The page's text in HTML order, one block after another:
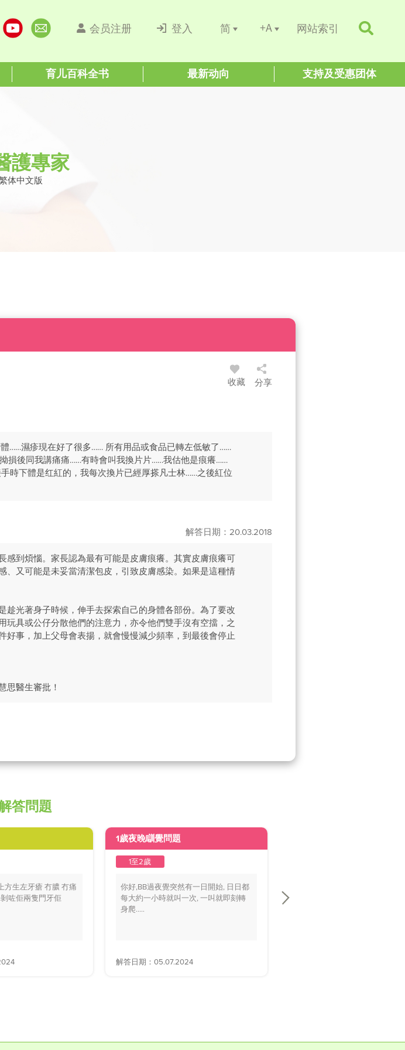
会员注册 登入 简 +A 网站索引
育儿百科全书 最新动向 支持及受惠团体
護專家
体中文版
收藏 分享
……濕疹現在好了很多…… 所有用品或食品已轉左低敏了……
損後同我講痛痛……有時會叫我換片片……我估他是痕癢……
時下體是红紅的，我每次換片已經厚搽凡士林……之後紅位
解答日期：20.03.2018
到煩惱。家長認為最有可能是皮膚痕癢。其實皮膚痕癢可
又可能是未妥當清潔包皮，引致皮膚感染。如果是這種情
光著身子時候，伸手去探索自己的身體各部份。為了要改
具或公仔分散他們的注意力，亦令他們雙手沒有空擋，之
事，加上父母會表揚，就會慢慢減少頻率，到最後會停止
思醫生審批！
答問題
方生左牙瘡 冇膿 冇痛
咗佢兩隻門牙佢
1歲夜晚瞓覺問題
1至2歲
你好,BB過夜覺突然有一日開始, 日日都
每大約一小時就叫一次, 一叫就即刻轉
身爬.....
解答日期：05.07.2024